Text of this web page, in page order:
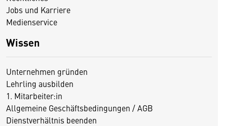
Jobs und Karriere
Medienservice
Wissen
Unternehmen gründen
Lehrling ausbilden
1. Mitarbeiter:in
Allgemeine Geschäftsbedingungen / AGB
Dienstverhältnis beenden